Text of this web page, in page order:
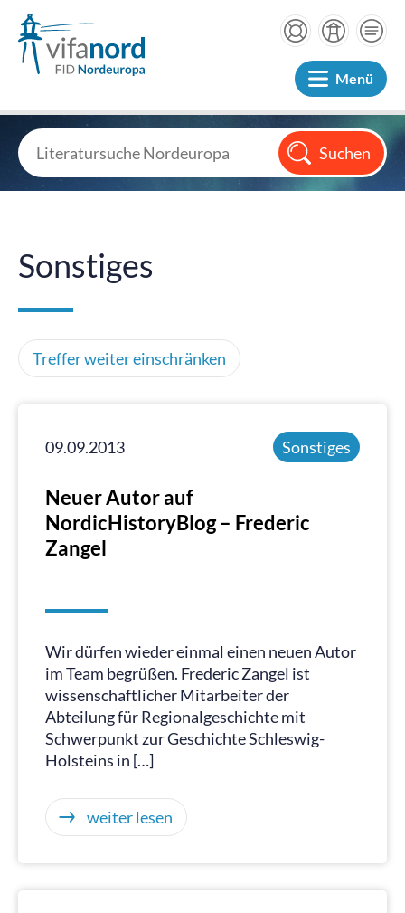
Menü
Sonstiges
Treffer weiter einschränken
09.09.2013 Sonstiges
Neuer Autor auf
NordicHistoryBlog – Frederic
Zangel
Wir dürfen wieder einmal einen neuen Autor
im Team begrüßen. Frederic Zangel ist
wissenschaftlicher Mitarbeiter der
Abteilung für Regionalgeschichte mit
Schwerpunkt zur Geschichte Schleswig-
Holsteins in […]
weiter lesen